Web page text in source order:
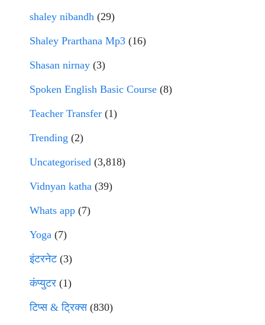
shaley nibandh (29)
Shaley Prarthana Mp3 (16)
Shasan nirnay (3)
Spoken English Basic Course (8)
Teacher Transfer (1)
Trending (2)
Uncategorised (3,818)
Vidnyan katha (39)
Whats app (7)
Yoga (7)
इंटरनेट(3)
कंप्युटर (1)
टिप्स & ट्रिक्स(830)